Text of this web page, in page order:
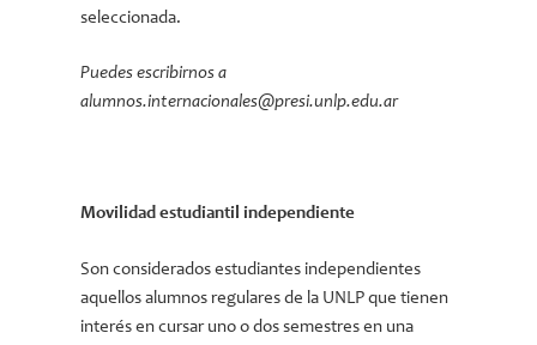
seleccionada.
Puedes escribirnos a
alumnos.internacionales@presi.unlp.edu.ar
Movilidad estudiantil independiente
Son considerados estudiantes independientes
aquellos alumnos regulares de la UNLP que tienen
interés en cursar uno o dos semestres en una